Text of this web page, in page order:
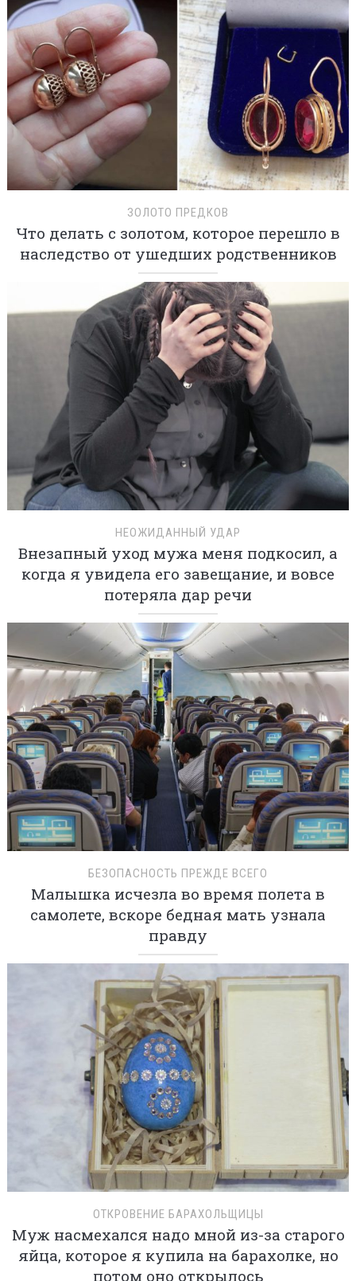
ЗОЛОТО ПРЕДКОВ
Что делать с золотом, которое перешло в
наследство от ушедших родственников
НЕОЖИДАННЫЙ УДАР
Внезапный уход мужа меня подкосил, а
когда я увидела его завещание, и вовсе
потеряла дар речи
БЕЗОПАСНОСТЬ ПРЕЖДЕ ВСЕГО
Малышка исчезла во время полета в
самолете, вскоре бедная мать узнала
правду
ОТКРОВЕНИЕ БАРАХОЛЬЩИЦЫ
Муж насмехался надо мной из-за старого
яйца, которое я купила на барахолке, но
потом оно открылось